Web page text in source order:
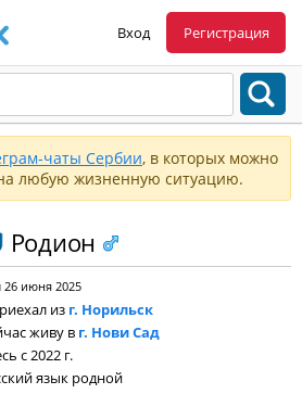
Вход Регистрация
чаты Сербии, в которых можно
любую жизненную ситуацию.
Родион
26 июня 2025
из г. Норильск
живу в г. Нови Сад
с 2022 г.
язык родной